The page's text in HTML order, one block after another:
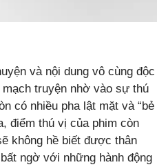
và nội dung vô cùng độc
truyện nhờ vào sự thú
có nhiều pha lật mặt và “bẻ
điểm thú vị của phim còn
không hề biết được thân
ngờ với những hành động